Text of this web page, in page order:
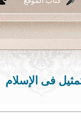
فى الإسلام